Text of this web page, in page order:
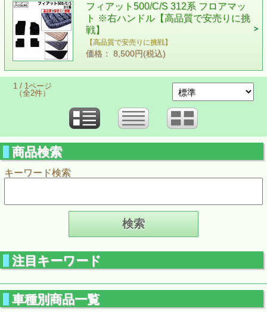
フィアット500/C/S 312系 フロアマッ
ト ※右ハンドル【高品質で安売りに挑
戦】
【高品質で安売りに挑戦】
価格： 8,500円(税込)
1 / 1ページ
（全2件）
商品検索
キーワード検索
注目キーワード
車種別商品一覧